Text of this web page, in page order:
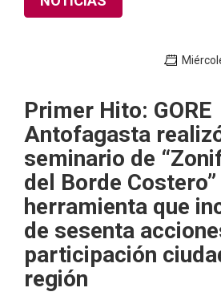
Primer Hito: GORE
Antofagasta
seminario de
del Borde Costero”
herramienta que
de sesenta
participación
región